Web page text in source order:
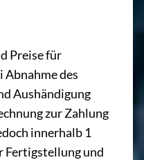
Preise für
Abnahme des
Aushändigung
zur Zahlung
innerhalb 1
Fertigstellung und